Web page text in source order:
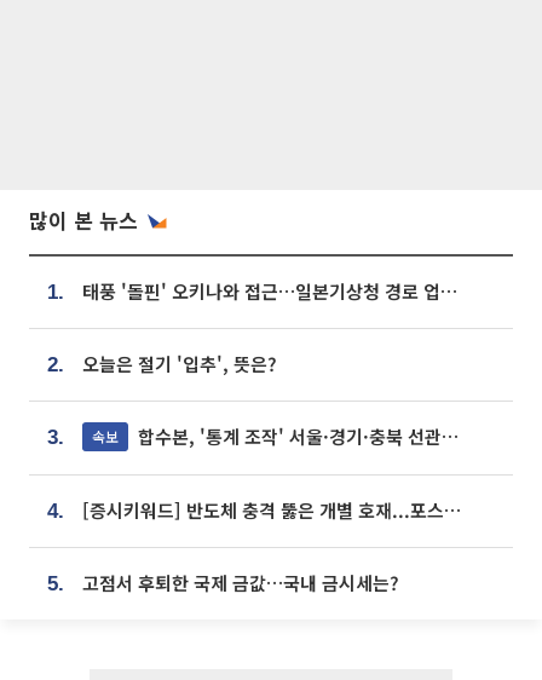
많이 본 뉴스
1. 태풍 '돌핀' 오키나와 접근…일본기상청 경로 업데이트
2. 오늘은 절기 '입추', 뜻은?
3. 속보 합수본, '통계 조작' 서울·경기·충북 선관위 등 추가 압수수색
4. [증시키워드] 반도체 충격 뚫은 개별 호재...포스코퓨처엠·에코프로·한화솔루션 '눈길'
5. 고점서 후퇴한 국제 금값…국내 금시세는?